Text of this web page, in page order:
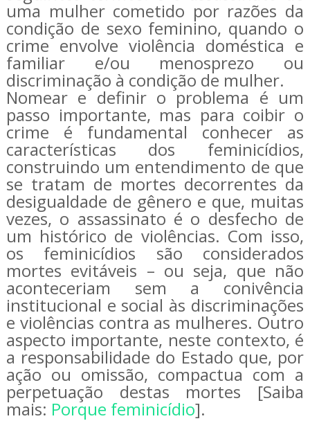
uma mulher cometido por razões da
condição de sexo feminino, quando o
crime envolve violência doméstica e
familiar e/ou menosprezo ou
discriminação à condição de mulher.
Nomear e definir o problema é um
passo importante, mas para coibir o
crime é fundamental conhecer as
características dos feminicídios,
construindo um entendimento de que
se tratam de mortes decorrentes da
desigualdade de gênero e que, muitas
vezes, o assassinato é o desfecho de
um histórico de violências. Com isso,
os feminicídios são considerados
mortes evitáveis – ou seja, que não
aconteceriam sem a conivência
institucional e social às discriminações
e violências contra as mulheres. Outro
aspecto importante, neste contexto, é
a responsabilidade do Estado que, por
ação ou omissão, compactua com a
perpetuação destas mortes [Saiba
mais: Porque feminicídio].